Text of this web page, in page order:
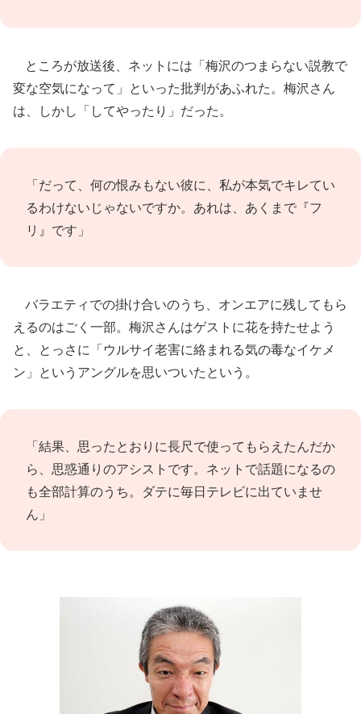
ところが放送後、ネットには「梅沢のつまらない説教で
変な空気になって」といった批判があふれた。梅沢さん
は、しかし「してやったり」だった。
「だって、何の恨みもない彼に、私が本気でキレてい
るわけないじゃないですか。あれは、あくまで『フ
リ』です」
バラエティでの掛け合いのうち、オンエアに残してもら
えるのはごく一部。梅沢さんはゲストに花を持たせよう
と、とっさに「ウルサイ老害に絡まれる気の毒なイケメ
ン」というアングルを思いついたという。
「結果、思ったとおりに長尺で使ってもらえたんだか
ら、思惑通りのアシストです。ネットで話題になるの
も全部計算のうち。ダテに毎日テレビに出ていませ
ん」